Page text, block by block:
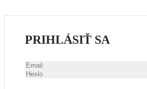
PRIHLÁSIŤ SA